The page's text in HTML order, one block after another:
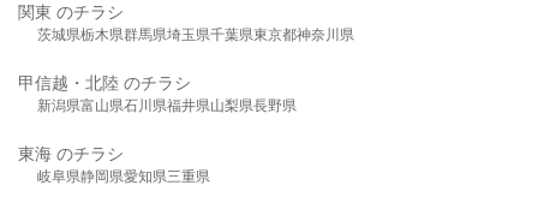
関東 のチラシ
茨城県栃木県群馬県埼玉県千葉県東京都神奈川県
甲信越・北陸 のチラシ
新潟県富山県石川県福井県山梨県長野県
東海 のチラシ
岐阜県静岡県愛知県三重県